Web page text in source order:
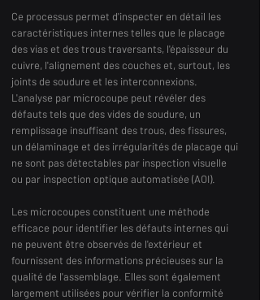
Ce processus permet d'inspecter en détail les
caractéristiques internes telles que le placage
des vias et des trous traversants, l'épaisseur du
cuivre, l'alignement des couches et, surtout, les
joints de soudure et les interconnexions.
L'analyse par microcoupe peut révéler des
défauts tels que des vides de soudure, un
remplissage insuffisant des trous, des fissures,
un délaminage et des irrégularités de placage qui
ne sont pas détectables par inspection visuelle
ou par inspection optique automatisée (AOI).
Les microcoupes constituent une méthode
efficace pour identifier les défauts internes qui
ne peuvent être observés de l'extérieur et
fournissent des informations précieuses sur la
qualité de l'assemblage. Elles sont également
largement utilisées pour vérifier la conformité